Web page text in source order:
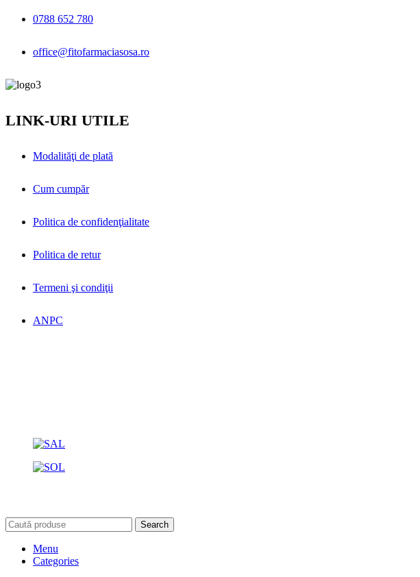
0788 652 780
office@fitofarmaciasosa.ro
LINK-URI UTILE
Modalităţi de plată
Cum cumpăr
Politica de confidenţialitate
Politica de retur
Termeni şi condiţii
ANPC
Search
Menu
Categories